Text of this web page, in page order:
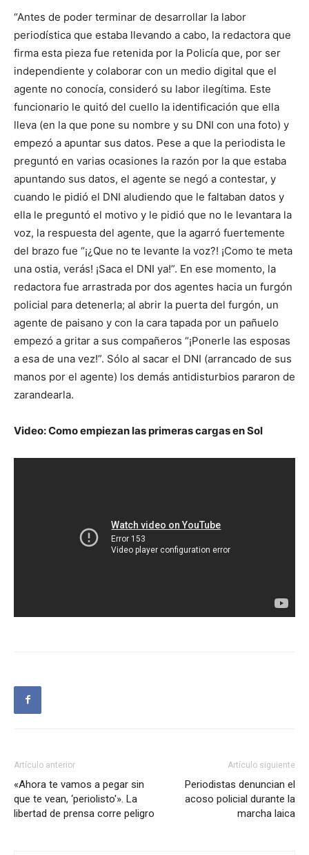
“Antes de poder terminar de desarrollar la labor
periodística que estaba llevando a cabo, la redactora que
firma esta pieza fue retenida por la Policía que, por ser
independiente y colaborar con un medio digital que el
agente no conocía, consideró su labor ilegítima. Este
funcionario le quitó del cuello la identificación que ella
lleva (en la que pone su nombre y su DNI con una foto) y
empezó a apuntar sus datos. Pese a que la periodista le
preguntó en varias ocasiones la razón por la que estaba
apuntando sus datos, el agente se negó a contestar, y
cuando le pidió el DNI aludiendo que le faltaban datos y
ella le preguntó el motivo y le pidió que no le levantara la
voz, la respuesta del agente, que la agarró fuertemente
del brazo fue “¡¿Que no te levante la voz?! ¡Como te meta
una ostia, verás! ¡Saca el DNI ya!”. En ese momento, la
redactora fue arrastrada por dos agentes hacia un furgón
policial para detenerla; al abrir la puerta del furgón, un
agente de paisano y con la cara tapada por un pañuelo
empezó a gritar a sus compañeros “¡Ponerle las esposas
a esa de una vez!”. Sólo al sacar el DNI (arrancado de sus
manos por el agente) los demás antidisturbios pararon de
zarandearla.
Video: Como empiezan las primeras cargas en Sol
Artículo anterior
«Ahora te vamos a pegar sin
que te vean, ‘periolisto'». La
libertad de prensa corre peligro
Artículo siguiente
Periodistas denuncian el
acoso policial durante la
marcha laica